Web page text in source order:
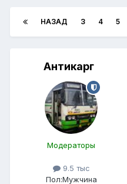
НАЗАД 3 4 5
Антикарг
Модераторы
9.5 тыс
Пол:Мужчина